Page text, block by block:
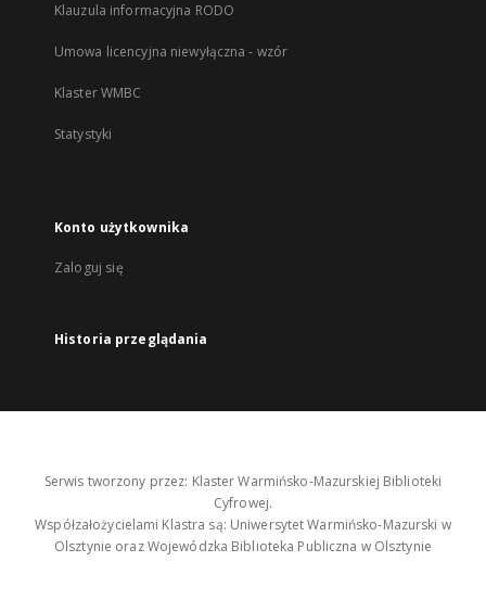
Klauzula informacyjna RODO
Umowa licencyjna niewyłączna - wzór
Klaster WMBC
Statystyki
Konto użytkownika
Zaloguj się
Historia przeglądania
Serwis tworzony przez: Klaster Warmińsko-Mazurskiej Biblioteki
Cyfrowej.
Współzałożycielami Klastra są: Uniwersytet Warmińsko-Mazurski w
Olsztynie oraz Wojewódzka Biblioteka Publiczna w Olsztynie